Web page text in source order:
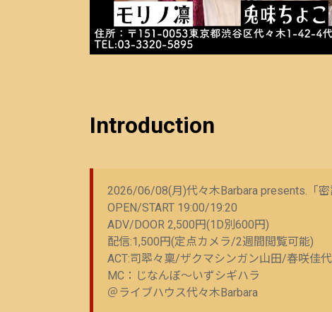
Introduction
2026/06/08(月)代々木Barbara presents.「
OPEN/START 19:00/19:20
ADV/DOOR 2,500円(1D別600円)
配信:1,500円(定点カメラ/2週間閲覧可能)
ACT:司翆々稟/ザクマシンガン山田/春咲佳
MC：じなんぼ〜いずシギハラ
＠ライブハウス代々木Barbara